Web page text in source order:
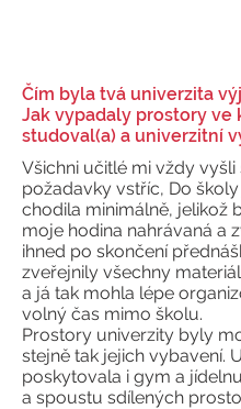
Čím byla tvá univerzita
Jak vypadaly prostory ve
studoval(a) a univerzitní
Všichni učitlé mi vždy vyšli
požadavky vstříc, Do
chodila minimálně, jelikož
moje hodina nahrávaná a
ihned po skončení
zveřejnily všechny
a já tak mohla lépe
volný čas mimo školu.
Prostory univerzity byly
stejně tak jejich vybavení.
poskytovala i gym a
a spoustu sdílených